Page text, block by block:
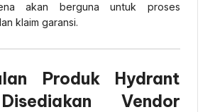
akan berguna untuk proses
klaim garansi.
Produk Hydrant
Vendor